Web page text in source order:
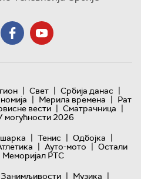
| Свет | Србија данас |
| Мерила времена | Рат
вести | Сматрачница |
могућности 2026
| Тенис | Одбојка |
| Ауто-мото | Остали
Меморијал РТС
Занимљивости | Музика |